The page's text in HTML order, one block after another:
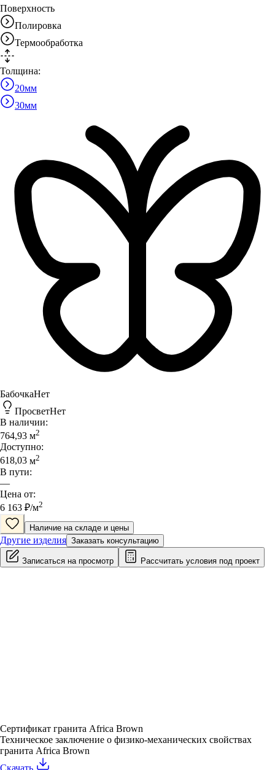
Поверхность
Полировка
Термообработка
Толщина:
20мм
30мм
БабочкаНет
ПросветНет
В наличии:
764,93 м2
Доступно:
618,03 м2
В пути:
—
Цена от:
6 163 ₽/м2
Наличие на складе и цены
Другие изделия Заказать консультацию
Записаться на просмотр Рассчитать условия под проект
Сертификат гранита Africa Brown
Техническое заключение о физико-механических свойствах
гранита Africa Brown
Скачать